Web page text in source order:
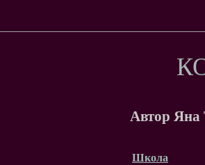
Автор Яна
Школа